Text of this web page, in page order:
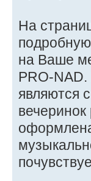
На
на Ваше
PRO-
являются